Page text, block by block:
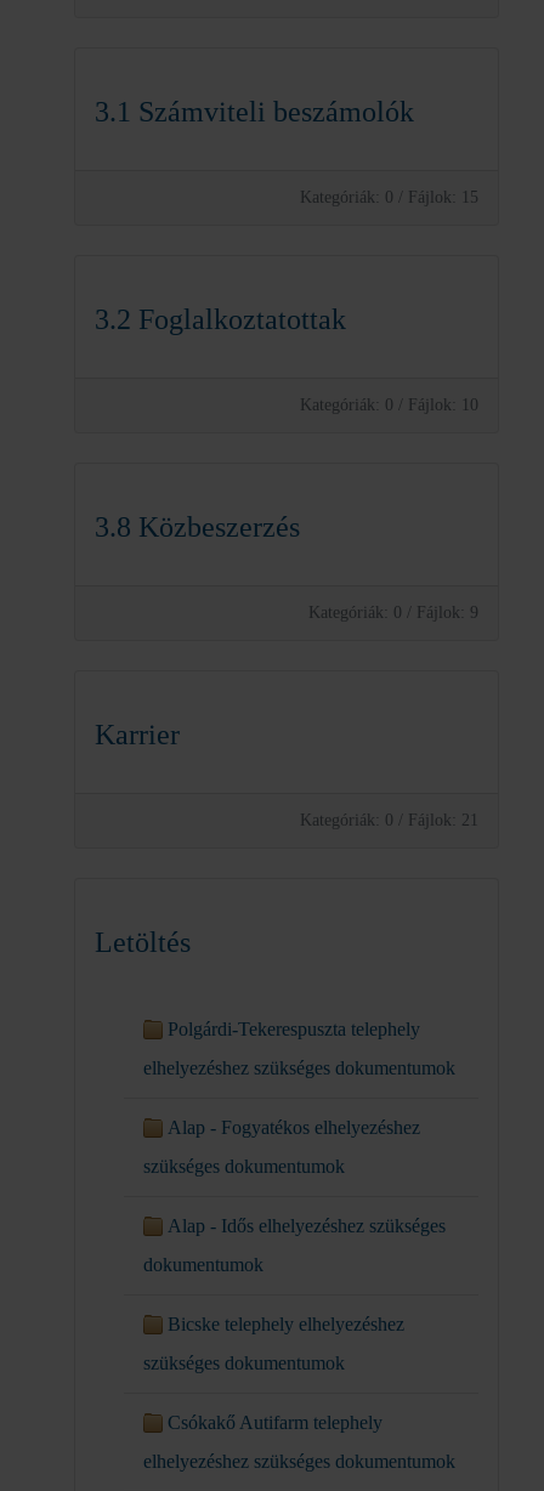
3.1 Számviteli beszámolók
Kategóriák: 0 / Fájlok: 15
3.2 Foglalkoztatottak
Kategóriák: 0 / Fájlok: 10
3.8 Közbeszerzés
Kategóriák: 0 / Fájlok: 9
Karrier
Kategóriák: 0 / Fájlok: 21
Letöltés
Polgárdi-Tekerespuszta telephely
elhelyezéshez szükséges dokumentumok
Alap - Fogyatékos elhelyezéshez
szükséges dokumentumok
Alap - Idős elhelyezéshez szükséges
dokumentumok
Bicske telephely elhelyezéshez
szükséges dokumentumok
Csókakő Autifarm telephely
elhelyezéshez szükséges dokumentumok